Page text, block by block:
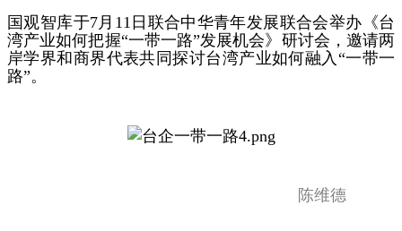
国观智库于7月11日联合中华青年发展联合会举办《台
湾产业如何把握“一带一路”发展机会》研讨会，邀请两
岸学界和商界代表共同探讨台湾产业如何融入“一带一
路”。
陈维德